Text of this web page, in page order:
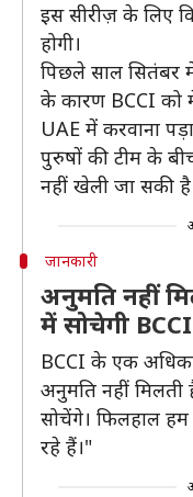
इस सीरीज़ के लिए
होगी।
पिछले साल सितंबर
के कारण BCCI को
UAE में करवाना
पुरुषों की टीम के
नहीं खेली जा सकी
जानकारी
अनुमति नहीं
में सोचेगी BCCI
BCCI के एक
अनुमति नहीं
सोचेंगे। फिलहाल
रहे हैं।"